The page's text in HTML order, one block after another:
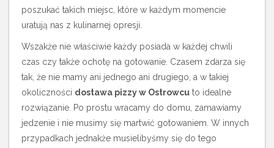
poszukać takich miejsc, które w każdym momencie
uratują nas z kulinarnej opresji.
Wszakże nie właściwie każdy posiada w każdej chwili
czas czy także ochotę na gotowanie. Czasem zdarza się
tak, że nie mamy ani jednego ani drugiego, a w takiej
okoliczności dostawa pizzy w Ostrowcu to idealne
rozwiązanie. Po prostu wracamy do domu, zamawiamy
jedzenie i nie musimy się martwić gotowaniem. W innych
przypadkach jednakże musielibyśmy się do tego